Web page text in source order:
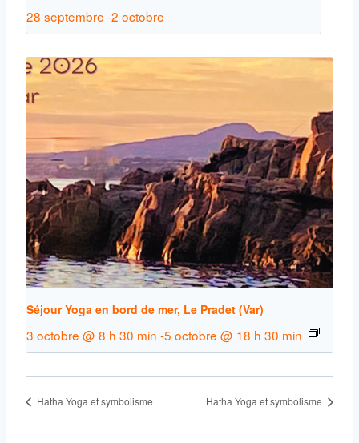
28 septembre -2 octobre
Séjour Yoga en bord de mer, Le Pradet (Var)
3 octobre @ 8 h 30 min -5 octobre @ 18 h 30 min
Hatha Yoga et symbolisme Hatha Yoga et symbolisme